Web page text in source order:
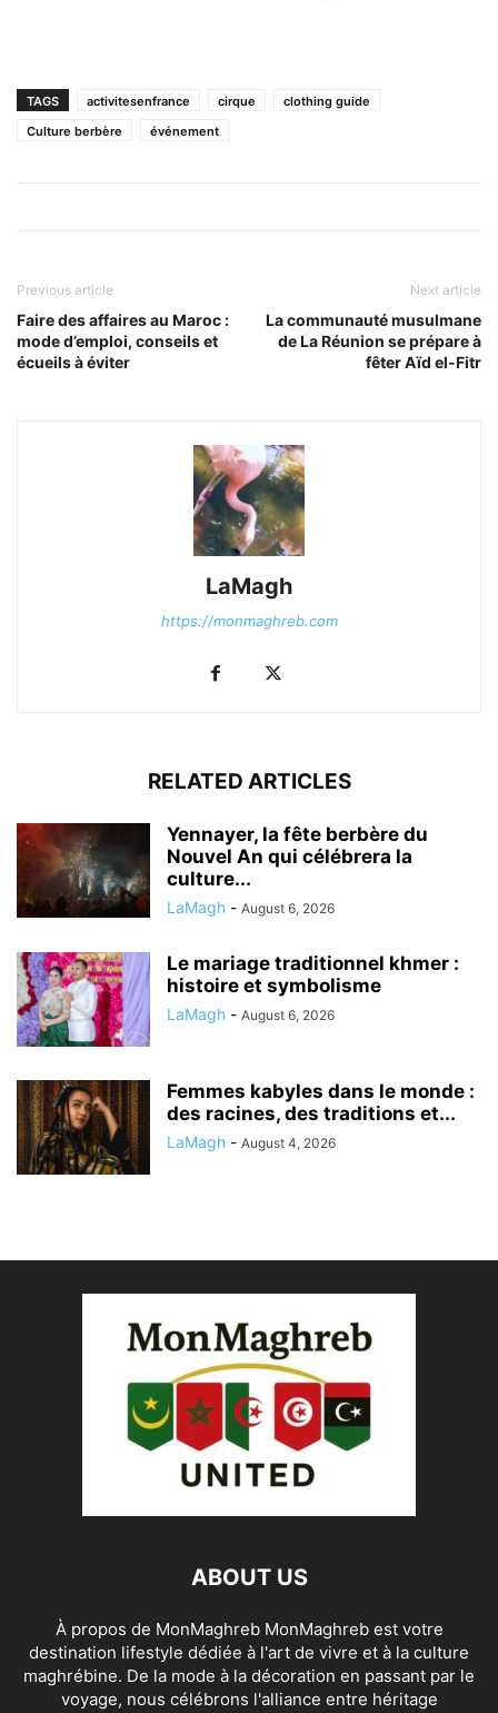
TAGS activitesenfrance cirque
clothing guide
Culture berbère
événement
Previous article
Faire des affaires au Maroc :
mode d’emploi, conseils et
écueils à éviter
Next article
La communauté musulmane
de La Réunion se prépare à
fêter Aïd el-Fitr
LaMagh
https://monmaghreb.com
RELATED ARTICLES
Yennayer, la fête berbère du
Nouvel An qui célébrera la
culture...
LaMagh - August 6, 2026
Le mariage traditionnel khmer :
histoire et symbolisme
LaMagh - August 6, 2026
Femmes kabyles dans le monde :
des racines, des traditions et...
LaMagh - August 4, 2026
ABOUT US
À propos de MonMaghreb MonMaghreb est votre
destination lifestyle dédiée à l'art de vivre et à la culture
maghrébine. De la mode à la décoration en passant par le
voyage, nous célébrons l'alliance entre héritage